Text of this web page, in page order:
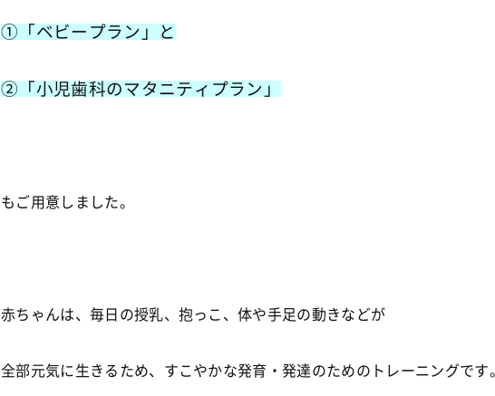
①「ベビープラン」と
②「小児歯科のマタニティプラン」
もご用意しました。
赤ちゃんは、毎日の授乳、抱っこ、体や手足の動きなどが
全部元気に生きるため、すこやかな発育・発達のためのトレーニングです